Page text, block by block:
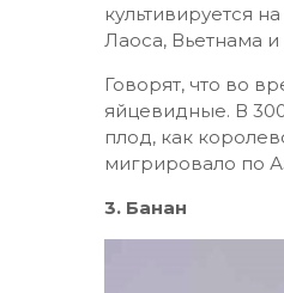
культивируется
Лаоса, Вьетнама
Говорят, что во
яйцевидные. В
плод, как
мигрировало по
3. Банан